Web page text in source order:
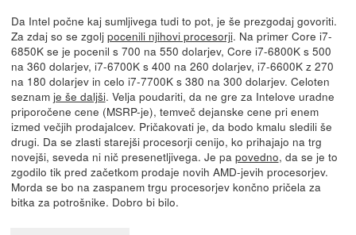
Da Intel počne kaj sumljivega tudi to pot, je še prezgodaj govoriti.
Za zdaj so se zgolj pocenili njihovi procesorji. Na primer Core i7-
6850K se je pocenil s 700 na 550 dolarjev, Core i7-6800K s 500
na 360 dolarjev, i7-6700K s 400 na 260 dolarjev, i7-6600K z 270
na 180 dolarjev in celo i7-7700K s 380 na 300 dolarjev. Celoten
seznam je še daljši. Velja poudariti, da ne gre za Intelove uradne
priporočene cene (MSRP-je), temveč dejanske cene pri enem
izmed večjih prodajalcev. Pričakovati je, da bodo kmalu sledili še
drugi. Da se zlasti starejši procesorji cenijo, ko prihajajo na trg
novejši, seveda ni nič presenetljivega. Je pa povedno, da se je to
zgodilo tik pred začetkom prodaje novih AMD-jevih procesorjev.
Morda se bo na zaspanem trgu procesorjev končno pričela za
bitka za potrošnike. Dobro bi bilo.